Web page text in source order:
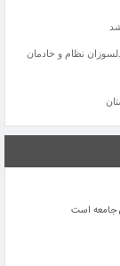
نظام و خادمان
ستادکل نیروهای
نظام و خادمان این
جامعه است